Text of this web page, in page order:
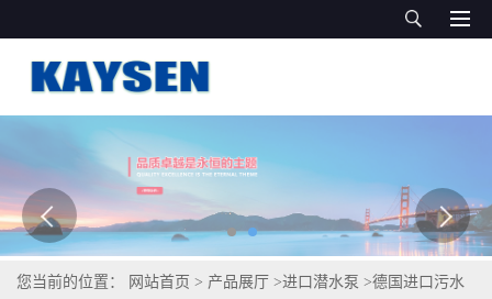
您当前的位置： 网站首页 > 产品展厅 >进口潜水泵 >德国进口污水